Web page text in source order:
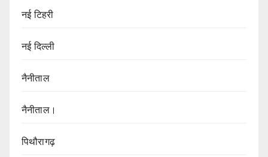
नई टिहरी
नई दिल्ली
नैनीताल
नैनीताल।
पिथौरागढ़